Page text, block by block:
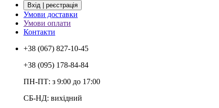
Вхід | реєстрація
Умови доставки
Умови оплати
Контакти
+38 (067) 827-10-45
+38 (095) 178-84-84
ПН-ПТ: з 9:00 до 17:00
СБ-НД: вихідний